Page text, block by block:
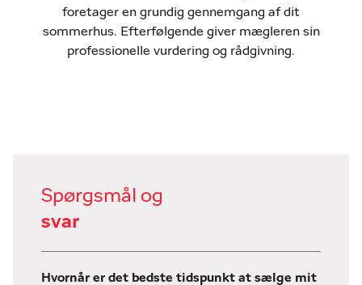
foretager en grundig gennemgang af dit
sommerhus. Efterfølgende giver mægleren sin
professionelle vurdering og rådgivning.
Spørgsmål og
svar
Hvornår er det bedste tidspunkt at sælge mit